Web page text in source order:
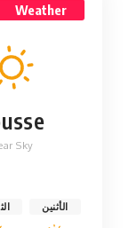
Weather
Sky
الأثنين